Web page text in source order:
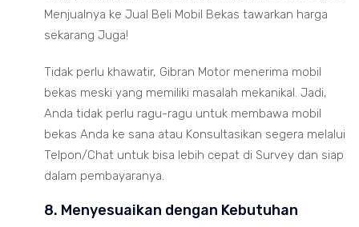
Menjualnya ke Jual Beli Mobil Bekas tawarkan harga
sekarang Juga!
Tidak perlu khawatir, Gibran Motor menerima mobil
bekas meski yang memiliki masalah mekanikal. Jadi,
Anda tidak perlu ragu-ragu untuk membawa mobil
bekas Anda ke sana atau Konsultasikan segera melalui
Telpon/Chat untuk bisa lebih cepat di Survey dan siap
dalam pembayaranya.
8. Menyesuaikan dengan Kebutuhan